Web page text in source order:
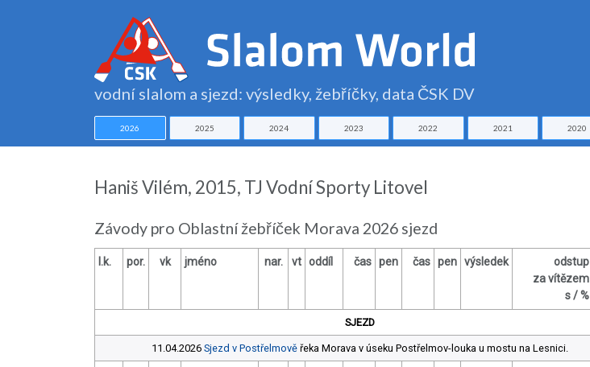
vodní slalom a sjezd: výsledky, žebříčky, data ČSK DV
2026 2025 2024 2023 2022 2021 2020
Haniš Vilém, 2015, TJ Vodní Sporty Litovel
Závody pro Oblastní žebříček Morava 2026 sjezd
l.k. por. vk jméno nar. vt oddíl čas pen čas pen výsledek
odstup
za vítězem
s / %
SJEZD
11.04.2026 Sjezd v Postřelmově řeka Morava v úseku Postřelmov-louka u mostu na Lesnici.